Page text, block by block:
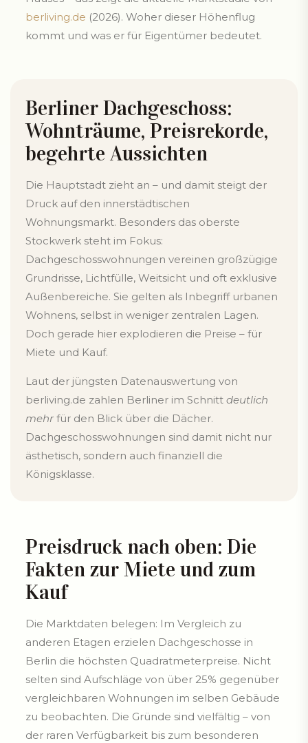
berliving.de (2026). Woher dieser Höhenflug
kommt und was er für Eigentümer bedeutet.
Berliner Dachgeschoss:
Wohnträume, Preisrekorde,
begehrte Aussichten
Die Hauptstadt zieht an – und damit steigt der
Druck auf den innerstädtischen
Wohnungsmarkt. Besonders das oberste
Stockwerk steht im Fokus:
Dachgeschosswohnungen vereinen großzügige
Grundrisse, Lichtfülle, Weitsicht und oft exklusive
Außenbereiche. Sie gelten als Inbegriff urbanen
Wohnens, selbst in weniger zentralen Lagen.
Doch gerade hier explodieren die Preise – für
Miete und Kauf.
Laut der jüngsten Datenauswertung von
berliving.de zahlen Berliner im Schnitt deutlich
mehr für den Blick über die Dächer.
Dachgeschosswohnungen sind damit nicht nur
ästhetisch, sondern auch finanziell die
Königsklasse.
Preisdruck nach oben: Die
Fakten zur Miete und zum
Kauf
Die Marktdaten belegen: Im Vergleich zu
anderen Etagen erzielen Dachgeschosse in
Berlin die höchsten Quadratmeterpreise. Nicht
selten sind Aufschläge von über 25% gegenüber
vergleichbaren Wohnungen im selben Gebäude
zu beobachten. Die Gründe sind vielfältig – von
der raren Verfügbarkeit bis zum besonderen